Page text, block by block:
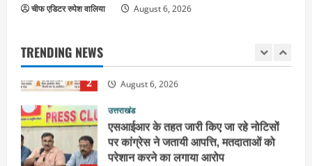
चीफ एडिटर रुपेश वालिया August 6, 2026
TRENDING NEWS
2
2036 ओलंपिक का सपना लेकर निकलेगी
3
उत्तराखंड
पर कांग्रेस ने जतायी आपत्ति, मतदाताओं को
परेशान करने का लगाया आरोप
August 6, 2026